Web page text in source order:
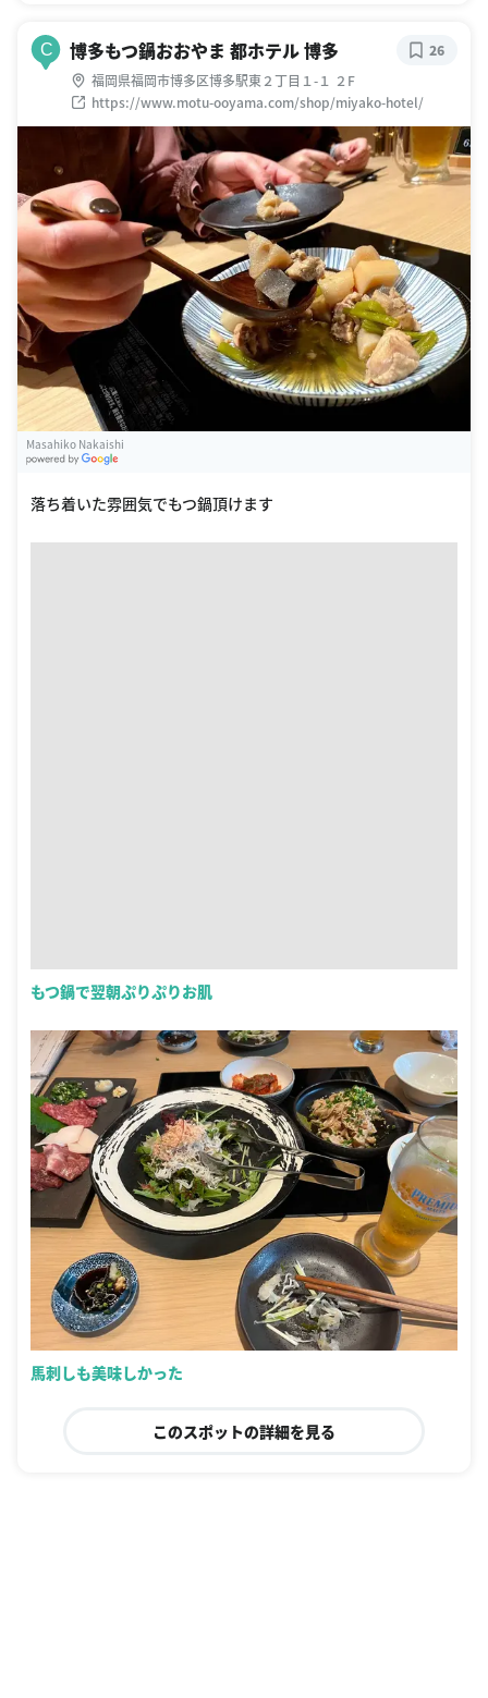
C 博多もつ鍋おおやま 都ホテル 博多
福岡県福岡市博多区博多駅東２丁目１-１ ２F
https://www.motu-ooyama.com/shop/miyako-hotel/
26
Masahiko Nakaishi
落ち着いた雰囲気でもつ鍋頂けます
もつ鍋で翌朝ぷりぷりお肌
馬刺しも美味しかった
このスポットの詳細を見る